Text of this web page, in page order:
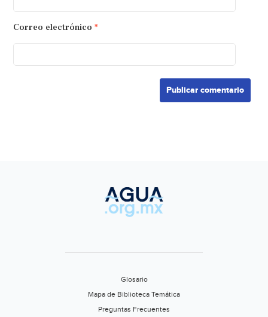
Correo electrónico *
Glosario
Mapa de Biblioteca Temática
Preguntas Frecuentes